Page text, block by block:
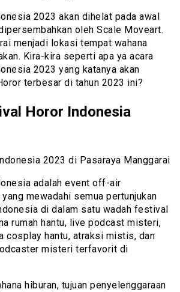
2023 akan dihelat pada awal
oleh Scale Moveart.
menjadi lokasi tempat wahana
Kira-kira seperti apa ya acara
2023 yang katanya akan
terbesar di tahun 2023 ini?
Horor Indonesia
adalah event off-air
mewadahi semua pertunjukan
di dalam satu wadah festival
rumah hantu, live podcast misteri,
cosplay hantu, atraksi mistis, dan
misteri terfavorit di
hiburan, tujuan penyelenggaraan